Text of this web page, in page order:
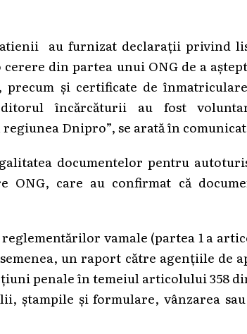
au furnizat declarații privind
din partea unui ONG de a
și certificate de
încărcăturii au fost
Dnipro”, se arată în
documentelor pentru
ONG, care au confirmat că
vamale (partea 1 a
un raport către agențiile de
penale în temeiul articolului 358
ștampile și formulare, vânzarea